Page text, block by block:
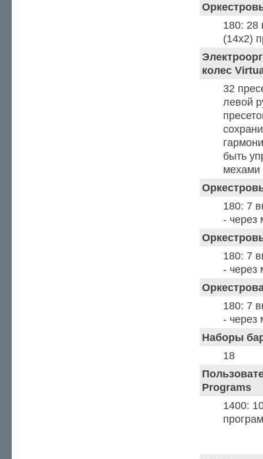
180: 28
(14x2)
колес
32
левой
быть
мехами
180: 7
- через
180: 7
- через
180: 7
- через
Наборы
18
Programs
1400: